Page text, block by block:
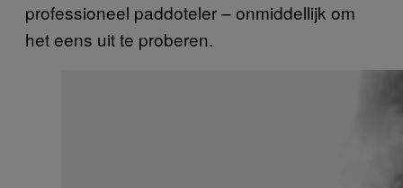
professioneel paddoteler – onmiddellijk om
het eens uit te proberen.